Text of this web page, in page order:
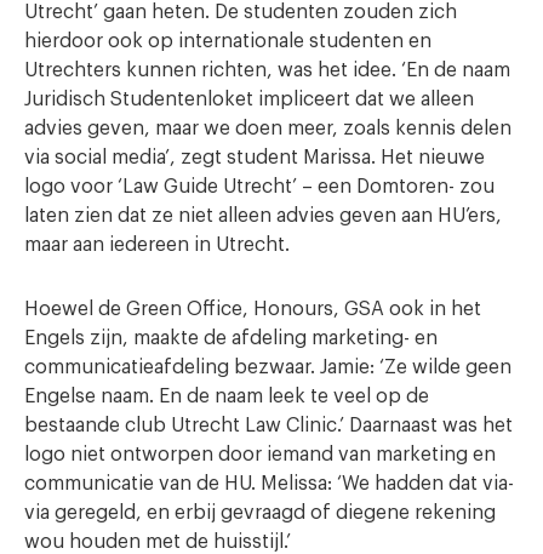
Utrecht’ gaan heten. De studenten zouden zich
hierdoor ook op internationale studenten en
Utrechters kunnen richten, was het idee. ‘En de naam
Juridisch Studentenloket impliceert dat we alleen
advies geven, maar we doen meer, zoals kennis delen
via social media’, zegt student Marissa. Het nieuwe
logo voor ‘Law Guide Utrecht’ – een Domtoren- zou
laten zien dat ze niet alleen advies geven aan HU’ers,
maar aan iedereen in Utrecht.
Hoewel de Green Office, Honours, GSA ook in het
Engels zijn, maakte de afdeling marketing- en
communicatieafdeling bezwaar. Jamie: ‘Ze wilde geen
Engelse naam. En de naam leek te veel op de
bestaande club Utrecht Law Clinic.’ Daarnaast was het
logo niet ontworpen door iemand van marketing en
communicatie van de HU. Melissa: ‘We hadden dat via-
via geregeld, en erbij gevraagd of diegene rekening
wou houden met de huisstijl.’